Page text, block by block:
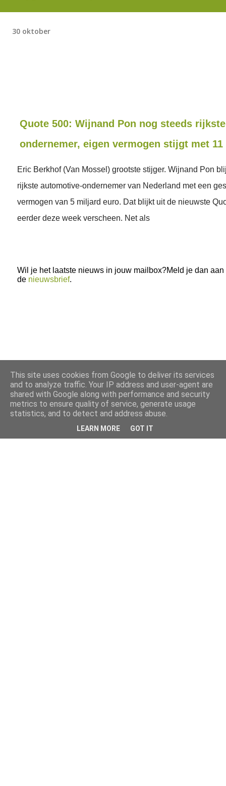
30 oktober
Quote 500: Wijnand Pon nog steeds
ondernemer, eigen vermogen stijgt met 11
Eric Berkhof (Van Mossel) grootste stijger. Wijnand Pon
rijkste automotive-ondernemer van Nederland met een
vermogen van 5 miljard euro. Dat blijkt uit de nieuwste
eerder deze week verscheen. Net als
Wil je het laatste nieuws in jouw mailbox?Meld je dan aan
de nieuwsbrief.
This site uses cookies from Google to deliver its services
and to analyze traffic. Your IP address and user-agent are
shared with Google along with performance and security
metrics to ensure quality of service, generate usage
statistics, and to detect and address abuse.
LEARN MORE GOT IT